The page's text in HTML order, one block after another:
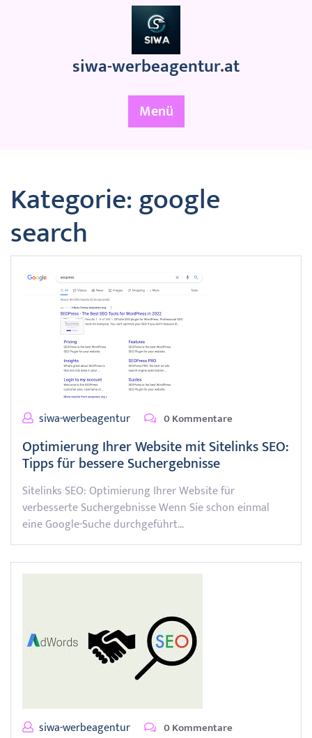
siwa-werbeagentur.at
Menü
Kategorie:google
search
siwa-werbeagentur 0 Kommentare
Optimierung Ihrer Website mit Sitelinks SEO:
Tipps für bessere Suchergebnisse
Sitelinks SEO: Optimierung Ihrer Website für
verbesserte Suchergebnisse Wenn Sie schon einmal
eine Google-Suche durchgeführt…
siwa-werbeagentur 0 Kommentare